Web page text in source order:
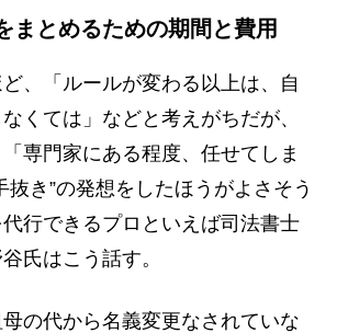
まとめるための期間と費用
、「ルールが変わる以上は、自
くては」などと考えがちだが、
専門家にある程度、任せてしま
抜き”の発想をしたほうがよさそう
行できるプロといえば司法書士
氏はこう話す。
母の代から名義変更なされていな